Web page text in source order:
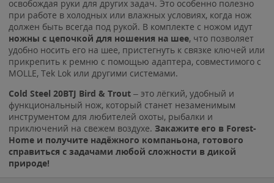
освобождая руки для других задач. Это особенно полезно
при работе в холодных или влажных условиях, когда нож
должен быть всегда под рукой. В комплекте с ножом идут
ножны с цепочкой для ношения на шее, что позволяет
удобно носить его на шее, пристегнуть к связке ключей или
прикрепить к ремню с помощью адаптера, совместимого с
MOLLE, Tek Lok или другими системами.
Cold Steel 20BTJ Bird & Trout – это лёгкий, удобный и
функциональный нож, который станет незаменимым
инструментом для любителей охоты, рыбалки и
приключений на свежем воздухе. Закажите его в Forest-
Home и получите надёжного компаньона, готового
справиться с задачами любой сложности в дикой
природе!